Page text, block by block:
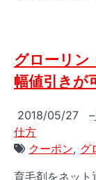
グローリン
幅値引きが
2018/05/27 –
仕方
クーポン, グ
育毛剤をネット